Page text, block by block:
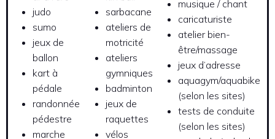
judo
sumo
jeux de
ballon
kart à
pédale
randonnée
pédestre
marche
sarbacane
ateliers de
motricité
ateliers
gymniques
badminton
jeux de
raquettes
vélos
musique / chant
caricaturiste
atelier bien-
être/massage
jeux d’adresse
aquagym/aquabike
(selon les sites)
tests de conduite
(selon les sites)